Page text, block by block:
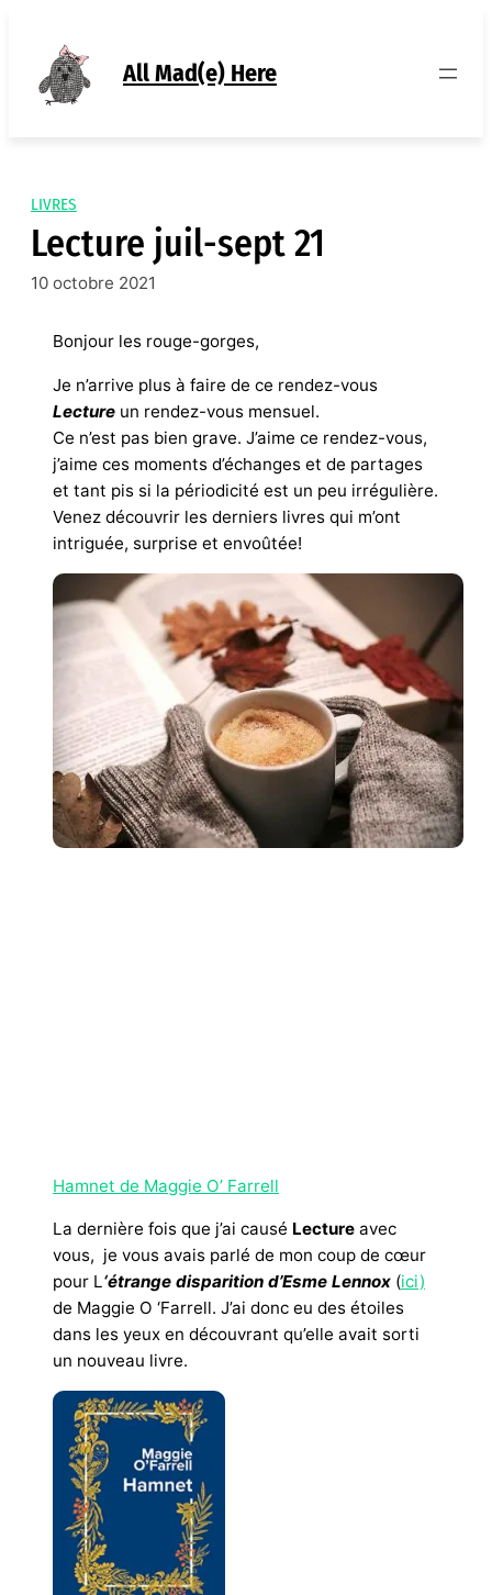
contenu
All Mad(e) Here
LIVRES
Lecture juil-sept 21
10 octobre 2021
Bonjour les rouge-gorges,
Je n’arrive plus à faire de ce rendez-vous
Lecture un rendez-vous mensuel.
Ce n’est pas bien grave. J’aime ce rendez-vous,
j’aime ces moments d’échanges et de partages
et tant pis si la périodicité est un peu irrégulière.
Venez découvrir les derniers livres qui m’ont
intriguée, surprise et envoûtée!
Hamnet de Maggie O’ Farrell
La dernière fois que j’ai causé Lecture avec
vous, je vous avais parlé de mon coup de cœur
pour L‘étrange disparition d’Esme Lennox (ici)
de Maggie O ‘Farrell. J’ai donc eu des étoiles
dans les yeux en découvrant qu’elle avait sorti
un nouveau livre.